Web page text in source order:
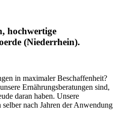
hochwertige
(Niederrhein).
in maximaler Beschaffenheit?
Ernährungsberatungen sind,
daran haben. Unsere
nach Jahren der Anwendung